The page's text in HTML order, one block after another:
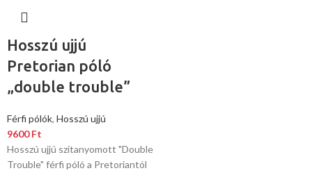
Hosszú ujjú
Pretorian póló
„double trouble”
Férfi pólók, Hosszú ujjú
9600Ft
Hosszú ujjú szitanyomott "Double
Trouble" férfi póló a Pretoriantól